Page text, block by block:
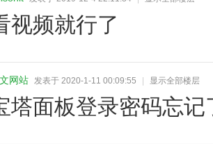
视频就行了
网站 发表于 2020-1-11 00:09:55 显示全部楼层
塔面板登录密码忘记